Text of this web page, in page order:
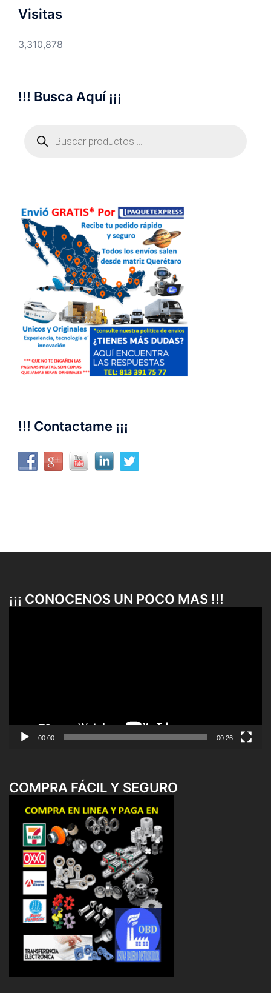
Visitas
3,310,878
!!! Busca Aquí ¡¡¡
productos
!!! Contactame ¡¡¡
¡¡¡ CONOCENOS UN POCO MAS !!!
00:00 00:26
COMPRA FÁCIL Y SEGURO